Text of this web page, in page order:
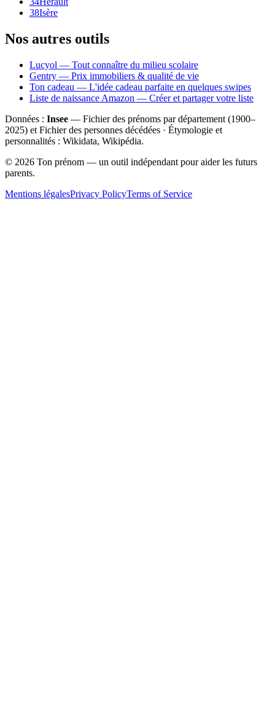
38Isère
Nos autres outils
Lucyol — Tout connaître du milieu scolaire
Gentry — Prix immobiliers & qualité de vie
Ton cadeau — L'idée cadeau parfaite en quelques swipes
Liste de naissance Amazon — Créer et partager votre liste
Données : Insee — Fichier des prénoms par département (1900–
2025) et Fichier des personnes décédées · Étymologie et
personnalités : Wikidata, Wikipédia.
© 2026 Ton prénom — un outil indépendant pour aider les futurs
parents.
Mentions légalesPrivacy PolicyTerms of Service